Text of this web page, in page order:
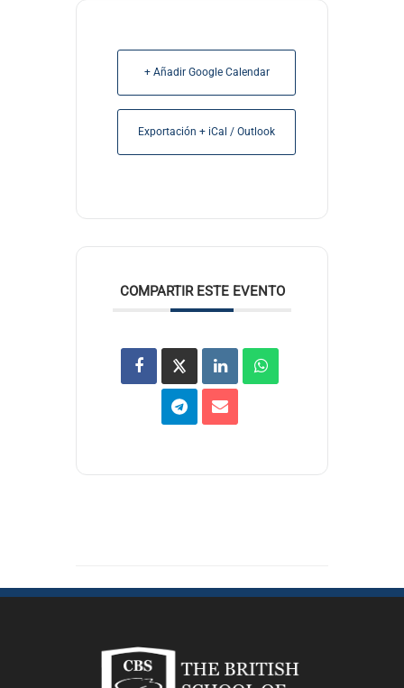
+ Añadir Google Calendar
Exportación + iCal / Outlook
COMPARTIR ESTE EVENTO